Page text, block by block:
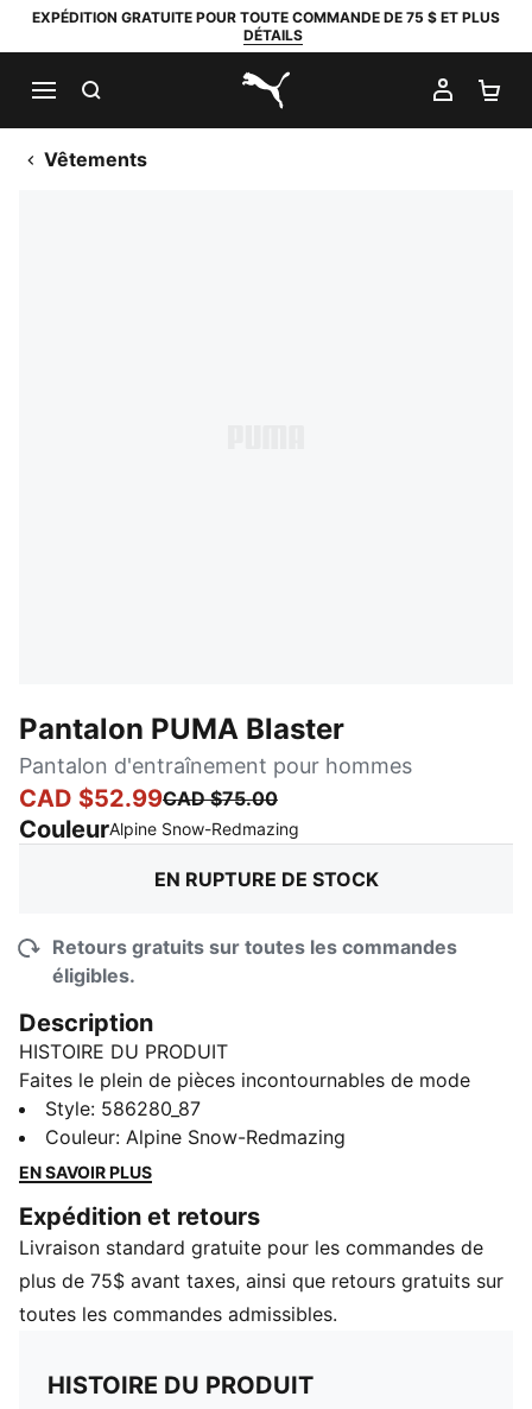
EXPÉDITION GRATUITE POUR TOUTE COMMANDE DE 75 $ ET PLUS
DÉTAILS
PUMA.com
MON
Vêtements
Pantalon PUMA Blaster
Pantalon d'entraînement pour hommes
CAD $52.99CAD $75.00
CouleurAlpine Snow-Redmazing
EN RUPTURE DE STOCK
Retours gratuits sur toutes les commandes
éligibles.
Description
HISTOIRE DU PRODUIT
Faites le plein de pièces incontournables de mode
urbaine avec nos modèles essentiels de la collection
exclusive. Faites un tour dans les nouveautés en
matière de vêtement de sport avec notre pantalon
conception futuriste et rempli de fonctionnalités
comme la coupe ergonomique, les renforts en maille
pour plus de respirabilité et la technologie dryCELL
qui évacue l’humidité.
pour vous aider à rester à l’aise et au sec
Style: 586280_87
Couleur: Alpine Snow-Redmazing
EN SAVOIR PLUS
Expédition et retours
Livraison standard gratuite pour les commandes de
plus de 75$ avant taxes, ainsi que retours gratuits sur
toutes les commandes admissibles.
HISTOIRE DU PRODUIT